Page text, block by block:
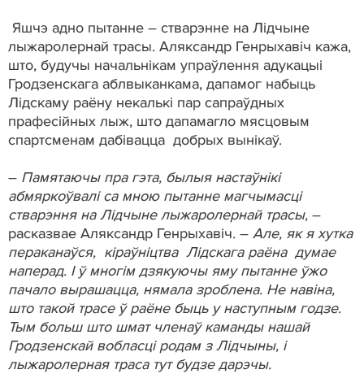
Яшчэ адно пытанне – стварэнне на Лідчыне
лыжаролернай трасы. Аляксандр Генрыхавіч кажа,
што, будучы начальнікам упраўлення адукацыі
Гродзенскага аблвыканкама, дапамог набыць
Лідскаму раёну некалькі пар сапраўдных
прафесійных лыж, што дапамагло мясцовым
спартсменам дабівацца добрых вынікаў.
– Памятаючы пра гэта, былыя настаўнікі
абмяркоўвалі са мною пытанне магчымасці
стварэння на Лідчыне лыжаролернай трасы, –
расказвае Аляксандр Генрыхавіч. – Але, як я хутка
пераканаўся, кіраўніцтва Лідскага раёна думае
наперад. І ў многім дзякуючы яму пытанне ўжо
пачало вырашацца, нямала зроблена. Не навіна,
што такой трасе ў раёне быць у наступным годзе.
Тым больш што шмат членаў каманды нашай
Гродзенскай вобласці родам з Лідчыны, і
лыжаролерная траса тут будзе дарэчы.